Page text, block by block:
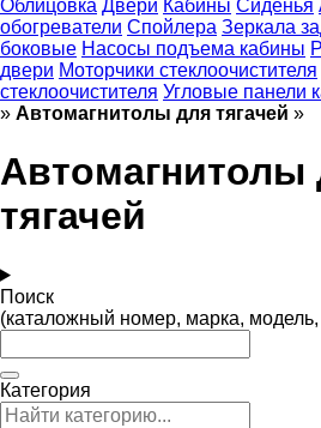
Облицовка Двери Кабины Сиденья
обогреватели Спойлера Зеркала
боковые Насосы подъема кабины
двери Моторчики стеклоочистителя
стеклоочистителя Угловые панели
» Автомагнитолы для тягачей »
Автомагнитолы
тягачей
Поиск
(каталожный номер, марка, модель,
Категория